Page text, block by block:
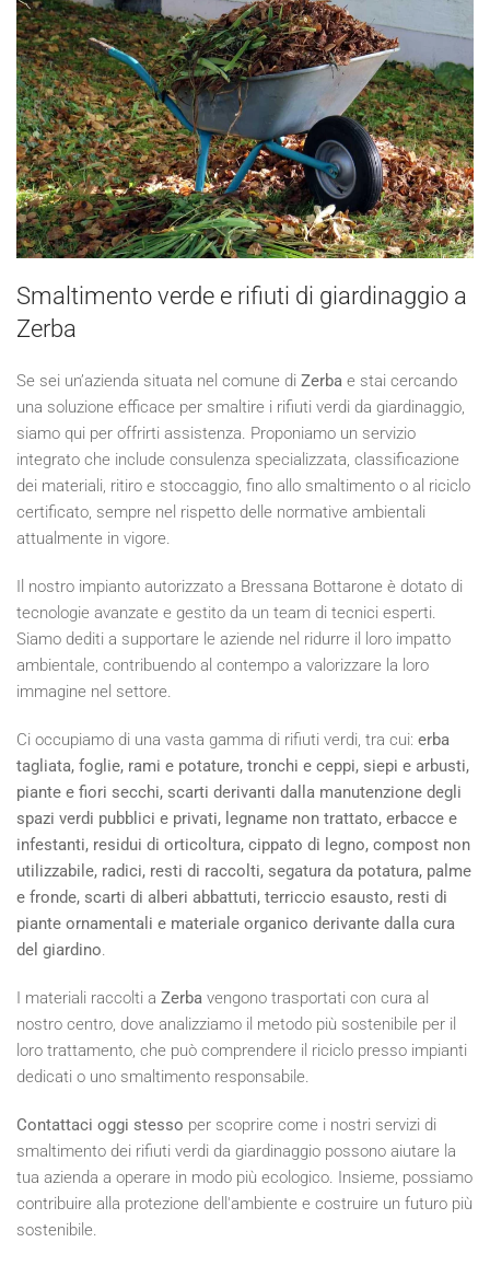
Smaltimento verde e rifiuti di giardinaggio a
Zerba
Se sei un’azienda situata nel comune di Zerba e stai cercando
una soluzione efficace per smaltire i rifiuti verdi da giardinaggio,
siamo qui per offrirti assistenza. Proponiamo un servizio
integrato che include consulenza specializzata, classificazione
dei materiali, ritiro e stoccaggio, fino allo smaltimento o al riciclo
certificato, sempre nel rispetto delle normative ambientali
attualmente in vigore.
Il nostro impianto autorizzato a Bressana Bottarone è dotato di
tecnologie avanzate e gestito da un team di tecnici esperti.
Siamo dediti a supportare le aziende nel ridurre il loro impatto
ambientale, contribuendo al contempo a valorizzare la loro
immagine nel settore.
Ci occupiamo di una vasta gamma di rifiuti verdi, tra cui: erba
tagliata, foglie, rami e potature, tronchi e ceppi, siepi e arbusti,
piante e fiori secchi, scarti derivanti dalla manutenzione degli
spazi verdi pubblici e privati, legname non trattato, erbacce e
infestanti, residui di orticoltura, cippato di legno, compost non
utilizzabile, radici, resti di raccolti, segatura da potatura, palme
e fronde, scarti di alberi abbattuti, terriccio esausto, resti di
piante ornamentali e materiale organico derivante dalla cura
del giardino.
I materiali raccolti a Zerba vengono trasportati con cura al
nostro centro, dove analizziamo il metodo più sostenibile per il
loro trattamento, che può comprendere il riciclo presso impianti
dedicati o uno smaltimento responsabile.
Contattaci oggi stesso per scoprire come i nostri servizi di
smaltimento dei rifiuti verdi da giardinaggio possono aiutare la
tua azienda a operare in modo più ecologico. Insieme, possiamo
contribuire alla protezione dell'ambiente e costruire un futuro più
sostenibile.